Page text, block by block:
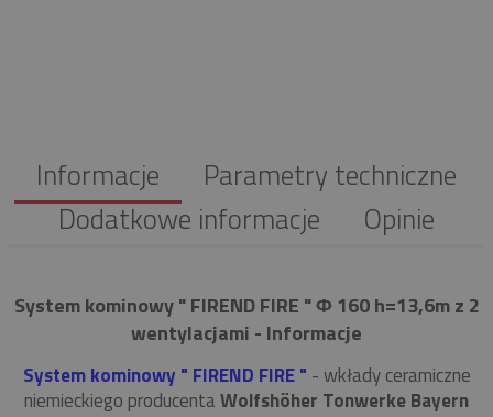
Informacje
Parametry techniczne
Dodatkowe informacje
Opinie
System kominowy " FIREND FIRE " Φ 160 h=13,6m z 2
wentylacjami - Informacje
System kominowy " FIREND FIRE " - wkłady ceramiczne
niemieckiego producentaWolfshöher Tonwerke Bayern